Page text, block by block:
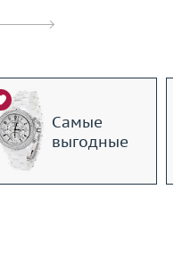
Самые
выгодные